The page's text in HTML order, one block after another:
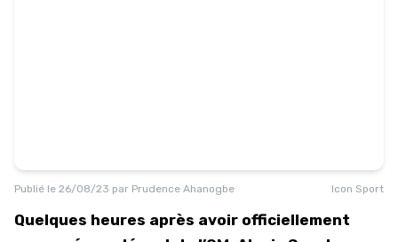
Publié le 26/08/23 par Prudence Ahanogbe Icon Sport
Quelques heures après avoir officiellement